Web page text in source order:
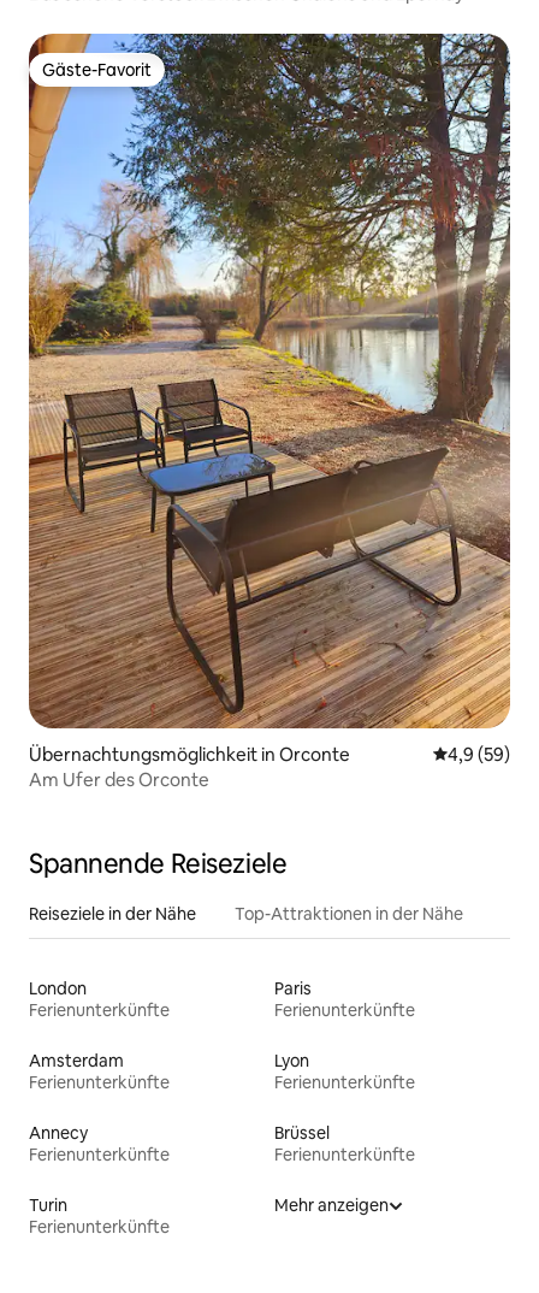
Gäste-Favorit
Gäste-Favorit
Übernachtungsmöglichkeit in Orconte
4,9 (59)
Am Ufer des Orconte
Spannende Reiseziele
Reiseziele in der Nähe Top-Attraktionen in der Nähe
London
Ferienunterkünfte
Paris
Ferienunterkünfte
Amsterdam
Ferienunterkünfte
Lyon
Ferienunterkünfte
Annecy
Ferienunterkünfte
Brüssel
Ferienunterkünfte
Turin
Ferienunterkünfte
Mehr anzeigen